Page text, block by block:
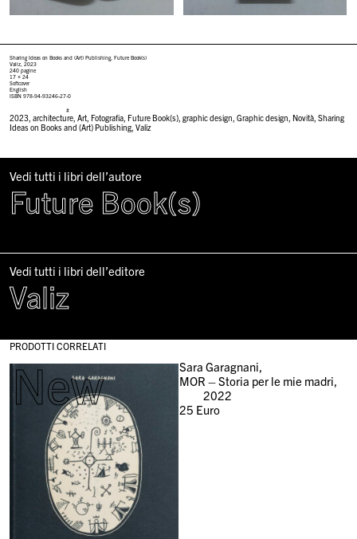
Sharing Ideas on Books and (Art) Publishing, Future Book(s)
Valiz, 2023
240 pagine
17 × 24
Softcover
English
ISBN 978-94-93246-27-0
#
2023,architecture,Art, Fotografia, Future Book(s),graphic design,Graphic design, Novità,Sharing
Ideas on Books and (Art) Publishing,Valiz
Vedi tutti i libri dell’autore
Future Book(s)
Vedi tutti i libri dell’editore
Valiz
PRODOTTI CORRELATI
New
Sara Garagnani,
MOR – Storia per le mie madri,
2022
25 Euro